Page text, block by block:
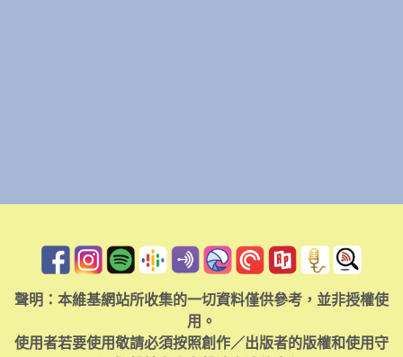
聲明：本維基網站所收集的一切資料僅供參考，並非授權使
用。
使用者若要使用敬請必須按照創作／出版者的版權和使用守